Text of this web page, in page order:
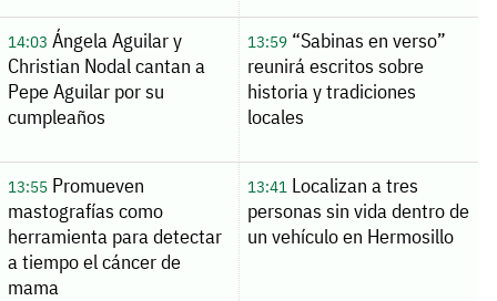
14:03 Ángela Aguilar y
Christian Nodal cantan a
Pepe Aguilar por su
cumpleaños
13:59“Sabinas en verso”
reunirá escritos sobre
historia y tradiciones
locales
13:55Promueven
mastografías como
herramienta para detectar
a tiempo el cáncer de
mama
13:41Localizan a tres
personas sin vida dentro de
un vehículo en Hermosillo